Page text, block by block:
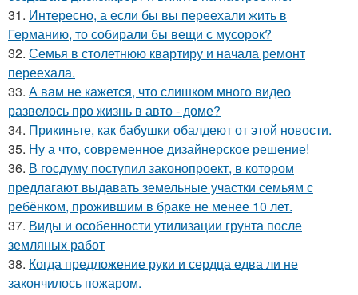
31. Интересно, а если бы вы переехали жить в
Германию, то собирали бы вещи с мусорок?
32. Семья в столетнюю квартиру и начала ремонт
переехала.
33. А вам не кажется, что слишком много видео
развелось про жизнь в авто - доме?
34. Прикиньте, как бабушки обалдеют от этой новости.
35. Ну а что, современное дизайнерское решение!
36. В госдуму поступил законопроект, в котором
предлагают выдавать земельные участки семьям с
ребёнком, прожившим в браке не менее 10 лет.
37. Виды и особенности утилизации грунта после
земляных работ
38. Когда предложение руки и сердца едва ли не
закончилось пожаром.